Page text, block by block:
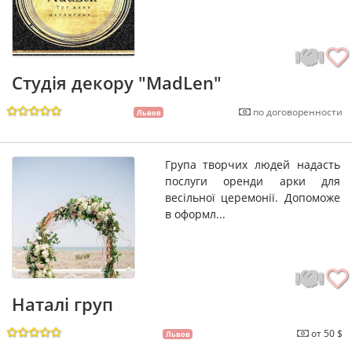
Студія декору "MadLen"
Львов по договоренности
Група творчих людей надасть
послуги оренди арки для
весільної церемонії. Допоможе
в оформл...
Наталі груп
Львов от 50 $